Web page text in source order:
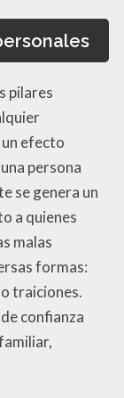
pilares
efecto
persona
se genera un
a quienes
malas
formas:
traiciones.
confianza